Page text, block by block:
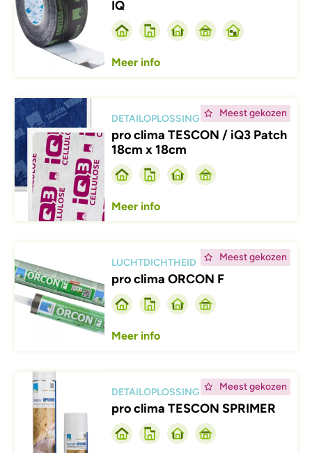
IQ
Meer info
Meest gekozen
Afbeelding
DETAILOPLOSSING
pro clima TESCON / iQ3 Patch
18cm x 18cm
Meer info
Meest gekozen
LUCHTDICHTHEID
pro clima ORCON F
Meer info
Meest gekozen
Afbeelding
DETAILOPLOSSING
pro clima TESCON SPRIMER